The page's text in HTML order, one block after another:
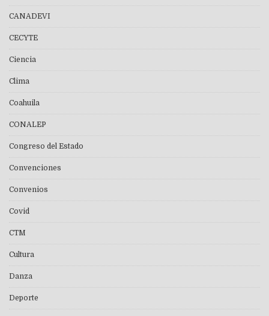
CANADEVI
CECYTE
Ciencia
Clima
Coahuila
CONALEP
Congreso del Estado
Convenciones
Convenios
Covid
CTM
Cultura
Danza
Deporte